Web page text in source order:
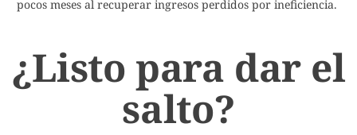
pocos meses al recuperar ingresos perdidos por ineficiencia.
¿Listo para dar el
salto?